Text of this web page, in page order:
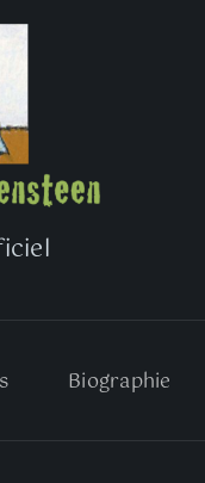
Biographie